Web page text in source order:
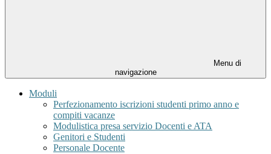
Menu di
navigazione
Moduli
Perfezionamento iscrizioni studenti primo anno e
compiti vacanze
Modulistica presa servizio Docenti e ATA
Genitori e Studenti
Personale Docente